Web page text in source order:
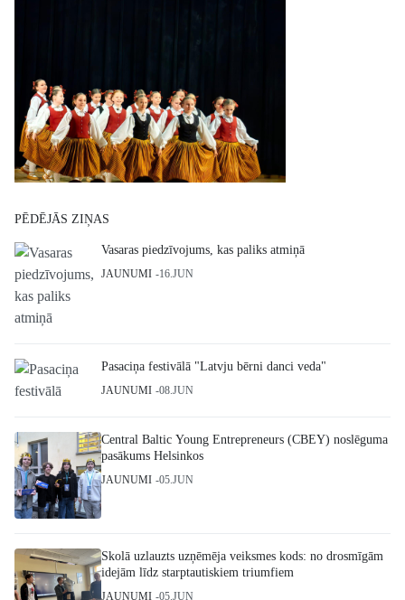
PĒDĒJĀS ZIŅAS
Vasaras piedzīvojums, kas paliks atmiņā
JAUNUMI 16.JUN
Pasaciņa festivālā "Latvju bērni danci veda"
JAUNUMI 08.JUN
Central Baltic Young Entrepreneurs (CBEY) noslēguma
pasākums Helsinkos
JAUNUMI 05.JUN
Skolā uzlauzts uzņēmēja veiksmes kods: no drosmīgām
idejām līdz starptautiskiem triumfiem
JAUNUMI 05.JUN